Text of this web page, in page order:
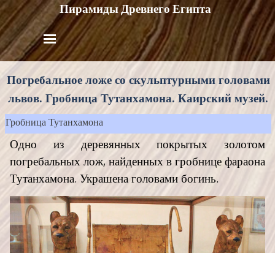
Пирамиды Древнего Египта
Погребальное ложе со скульптурными головами
львов. Гробница Тутанхамона. Каирский музей.
Гробница Тутанхамона
Одно из деревянных покрытых золотом
погребальных лож, найденных в гробнице фараона
Тутанхамона. Украшена головами богинь.